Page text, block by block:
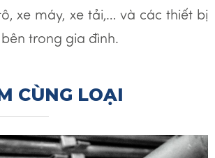
xe máy, xe tải,… và các thiết bị
trong gia đình.
CÙNG LOẠI